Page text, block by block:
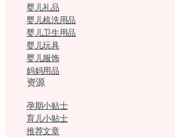
婴儿礼品
婴儿梳洗用品
婴儿卫生用品
婴儿玩具
婴儿服饰
妈妈用品
资源
孕期小贴士
育儿小贴士
推荐文章